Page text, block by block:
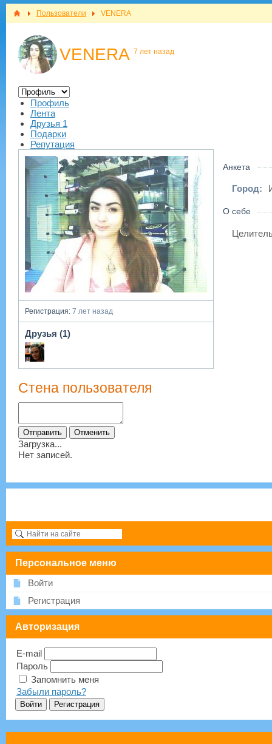
Пользователи VENERA
VENERA 7 лет назад
Профиль
Лента
Друзья 1
Подарки
Репутация
Регистрация:7 лет назад
Друзья (1)
Анкета
Город:
О себе
Стена пользователя
Загрузка...
Нет записей.
Персональное меню
Войти
Регистрация
Авторизация
E-mail
Пароль
Запомнить меня
Забыли пароль?